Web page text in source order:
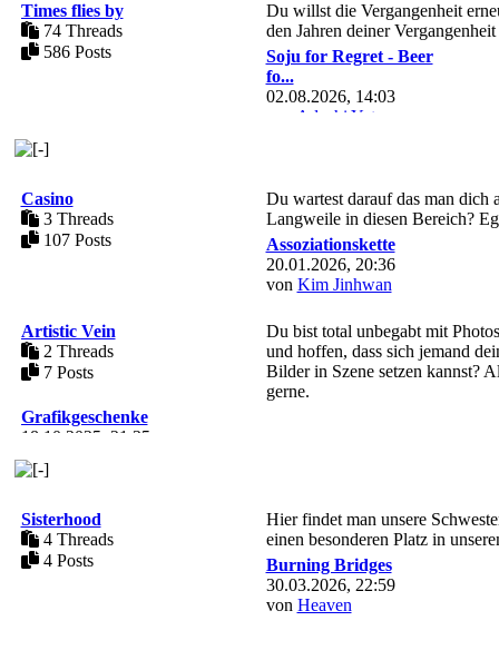
Times flies by
74 Threads
586 Posts
Du willst die Vergangenheit
den Jahren deiner
Soju for Regret - Beer
fo...
02.08.2026, 14:03
Adachi Yuto
Casino
3 Threads
107 Posts
Du wartest darauf das man
Langweile in diesen Bereich?
Assoziationskette
20.01.2026, 20:36
von Kim Jinhwan
Artistic Vein
2 Threads
7 Posts
Du bist total unbegabt mit
und hoffen, dass sich jemand
Bilder in Szene setzen kannst?
gerne.
Grafikgeschenke
18.10.2025, 21:35
von
Sisterhood
4 Threads
4 Posts
Hier findet man unsere
einen besonderen Platz in
Burning Bridges
30.03.2026, 22:59
von Heaven